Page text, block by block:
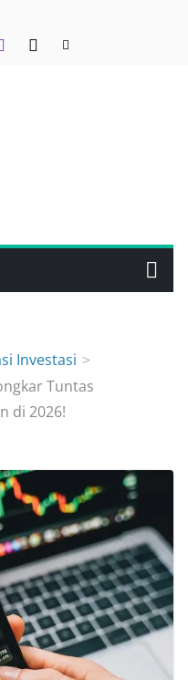
Investasi
Tuntas
di 2026!